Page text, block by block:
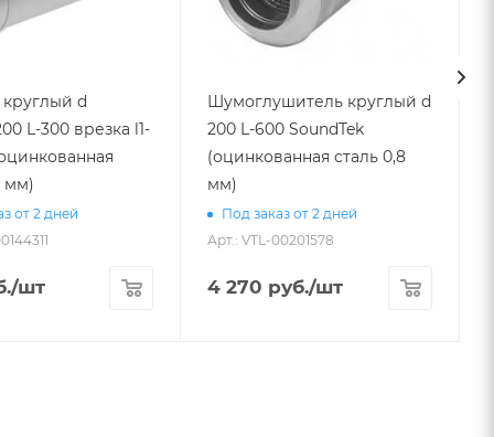
d
L-300 врезка l1-
мм)
от 2 дней
/шт
Шумоглушитель круглый d
200 L-600 SoundTek
(оцинкованная сталь 0,8
мм)
Под заказ от 2 дней
Арт.: VTL-00201578
4 270 руб./шт